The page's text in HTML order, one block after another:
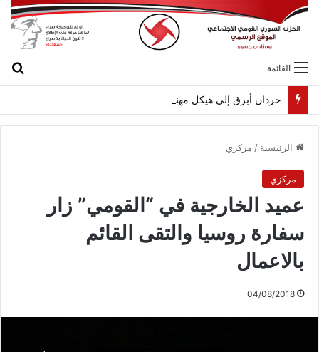
القائمة
حردان أبرق إلى هيكل مهنئاً بمناسبة عيد الجيش
الرئيسية / مركزي
مركزي
عميد الخارجية في “القومي” زار
سفارة روسيا والتقى القائم
بالاعمال
04/08/2018